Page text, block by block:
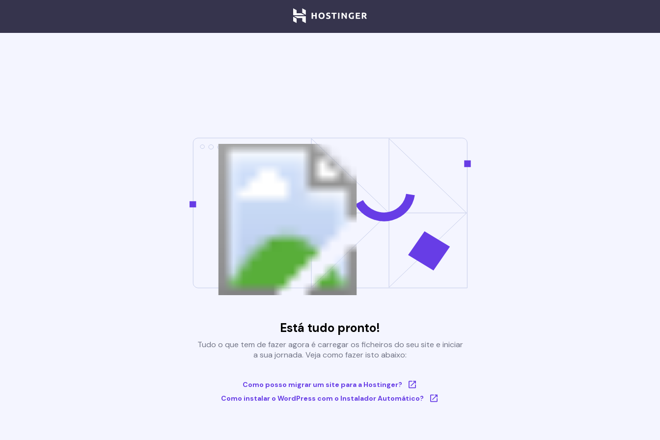
Está tudo pronto!
Tudo o que tem de fazer agora é carregar os ficheiros do seu site e iniciar
a sua jornada. Veja como fazer isto abaixo:
Como posso migrar um site para a Hostinger?
Como instalar o WordPress com o Instalador Automático?